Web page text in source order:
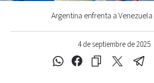
4 de septiembre de 2025
Argentina enfrenta a